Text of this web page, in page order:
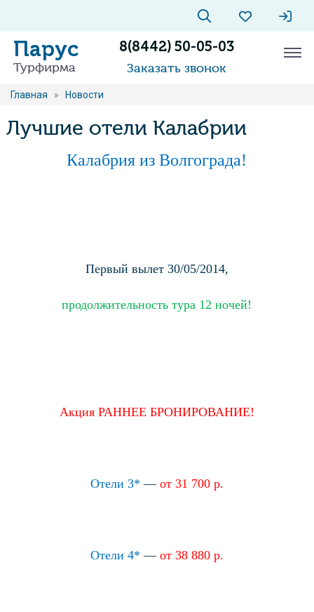
Парус
Турфирма
8(8442) 50-05-03
Заказать звонок
Главная » Новости
Лучшие отели Калабрии
Калабрия из Волгограда!
Первый вылет 30/05/2014,
продолжительность тура 12 ночей!
Акция РАННЕЕ БРОНИРОВАНИЕ!
Отели 3* — от 31 700 р.
Отели 4* — от 38 880 р.